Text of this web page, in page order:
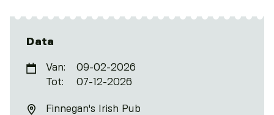
Data
Van:
09-02-2026
Tot:
07-12-2026
Finnegan's Irish Pub